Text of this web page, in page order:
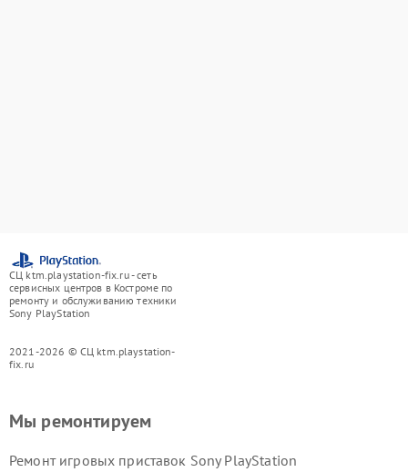
СЦ ktm.playstation-fix.ru - сеть
сервисных центров в Костроме по
ремонту и обслуживанию техники
Sony PlayStation
2021-2026 © СЦ ktm.playstation-
fix.ru
Мы ремонтируем
Ремонт игровых приставок Sony PlayStation